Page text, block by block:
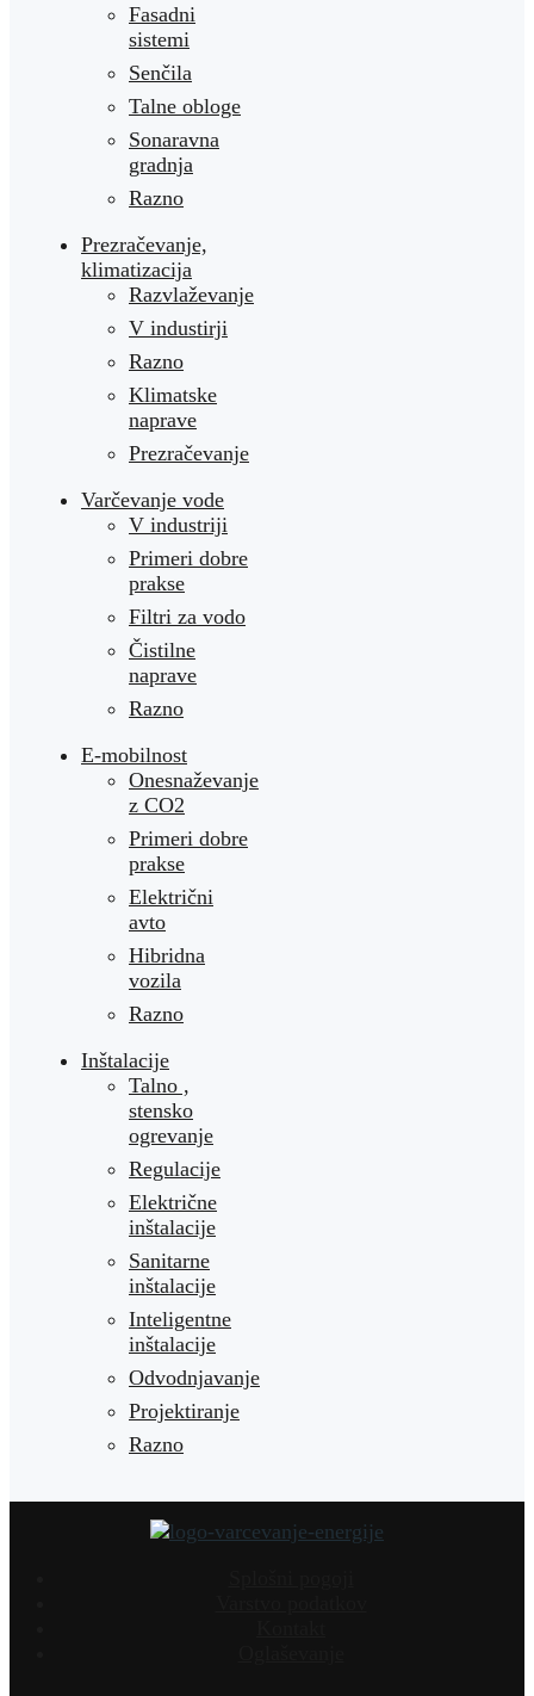
Fasadni
sistemi
Senčila
Talne obloge
Sonaravna
gradnja
Razno
Prezračevanje,
klimatizacija
Razvlaževanje
V industirji
Razno
Klimatske
naprave
Prezračevanje
Varčevanje vode
V industriji
Primeri dobre
prakse
Filtri za vodo
Čistilne
naprave
Razno
E-mobilnost
Onesnaževanje
z CO2
Primeri dobre
prakse
Električni
avto
Hibridna
vozila
Razno
Inštalacije
Talno ,
stensko
ogrevanje
Regulacije
Električne
inštalacije
Sanitarne
inštalacije
Inteligentne
inštalacije
Odvodnjavanje
Projektiranje
Razno